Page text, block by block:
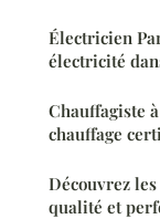
Électricien
électricité
Chauffagiste
chauffage
Découvrez
qualité et